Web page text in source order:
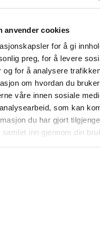
anvender cookies
for å gi
preg, for å levere
og for å analysere
om hvordan du
våre innen sosiale
som kan
du har gjort
inn gjennom din
SISTE NYTT